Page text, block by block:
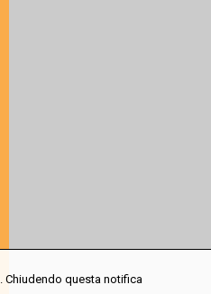
. Chiudendo questa notifica